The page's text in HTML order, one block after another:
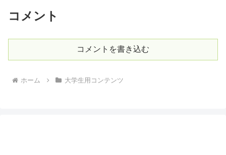
コメント
コメントを書き込む
ホーム 大学生用コンテンツ